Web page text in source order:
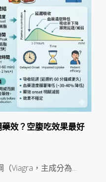
效？空腹吃效果最好
Viagra，主成分為...